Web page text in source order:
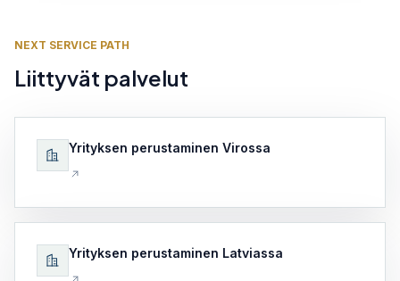
NEXT SERVICE PATH
Liittyvät palvelut
Yrityksen perustaminen Virossa
Yrityksen perustaminen Latviassa